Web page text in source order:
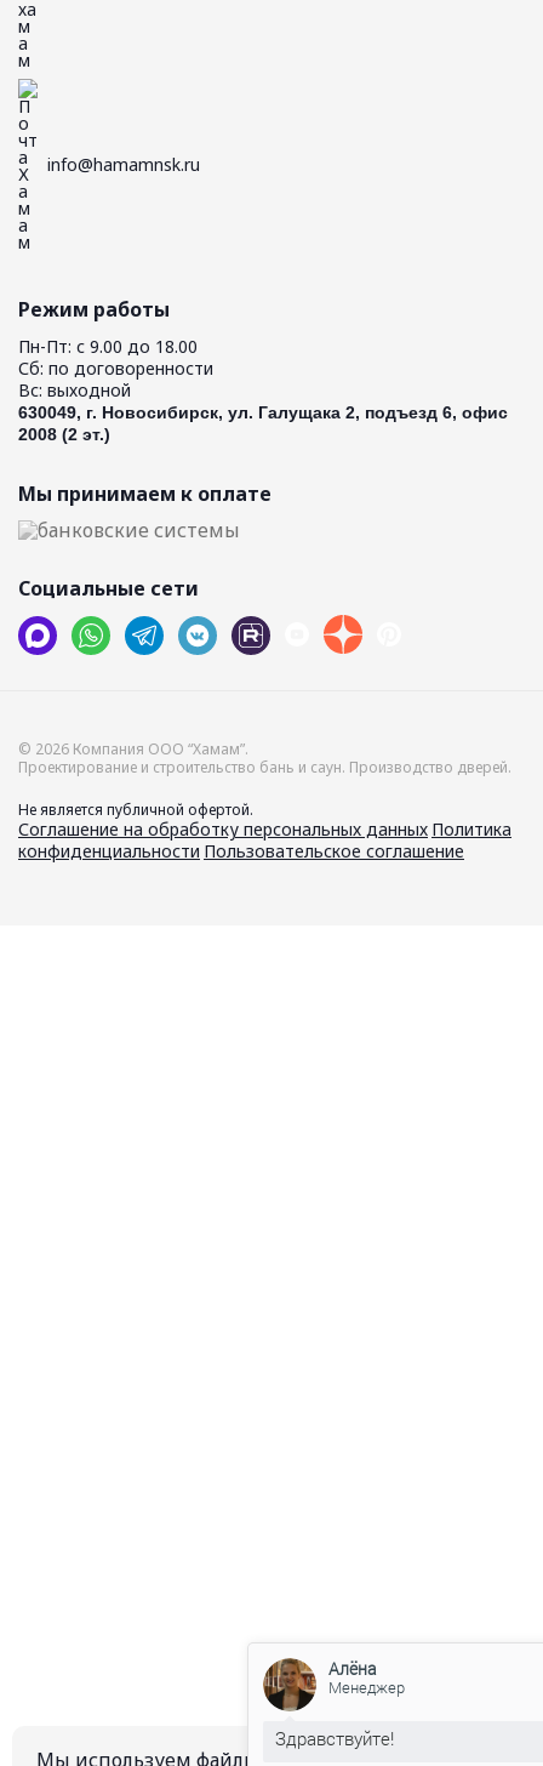
info@hamamnsk.ru
Режим работы
Пн-Пт: с 9.00 до 18.00
Сб: по договоренности
Вс: выходной
630049, г. Новосибирск, ул. Галущака 2, подъезд 6, офис
2008 (2 эт.)
Мы принимаем к оплате
Социальные сети
© 2026 Компания ООО “Хамам”.
Проектирование и строительство бань и саун. Производство дверей.
Не является публичной офертой.
Соглашение на обработку персональных данных Политика
конфиденциальности Пользовательское соглашение
Мы используем файлы куки (cookie) и
Алёна
Менеджер
Здравствуйте!